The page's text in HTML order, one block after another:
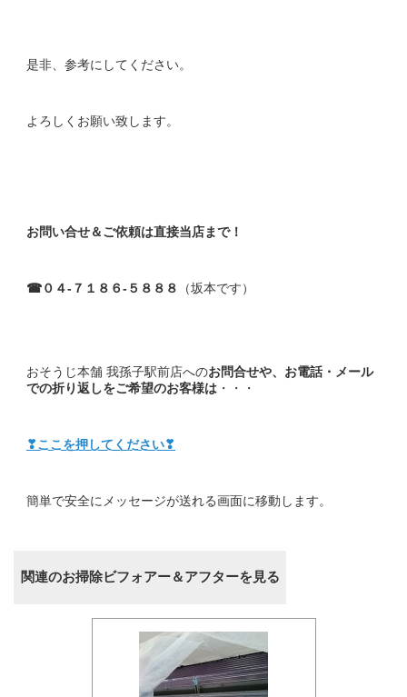
是非、参考にしてください。
よろしくお願い致します。
お問い合せ＆ご依頼は直接当店まで！
☎０４-７１８６-５８８８ （坂本です）
おそうじ本舗 我孫子駅前店へのお問合せや、お電話・メール
での折り返しをご希望のお客様は ・・・
❣ここを押してください❣
簡単で安全にメッセージが送れる画面に移動します。
関連のお掃除ビフォアー＆アフターを見る